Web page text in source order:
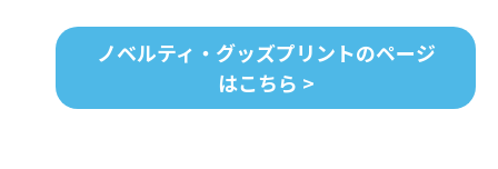
ノベルティ・グッズプリントのページ
はこちら >